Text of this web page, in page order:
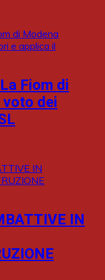
Fiom di
voto dei
IN